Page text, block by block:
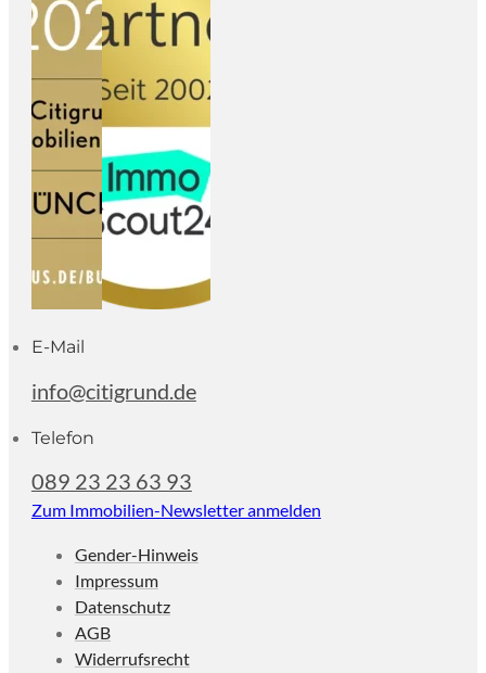
E-Mail
info@citigrund.de
Telefon
089 23 23 63 93
Zum Immobilien-Newsletter anmelden
Gender-Hinweis
Impressum
Datenschutz
AGB
Widerrufsrecht